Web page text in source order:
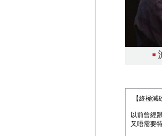
【終極減
以前曾經
又唔需要